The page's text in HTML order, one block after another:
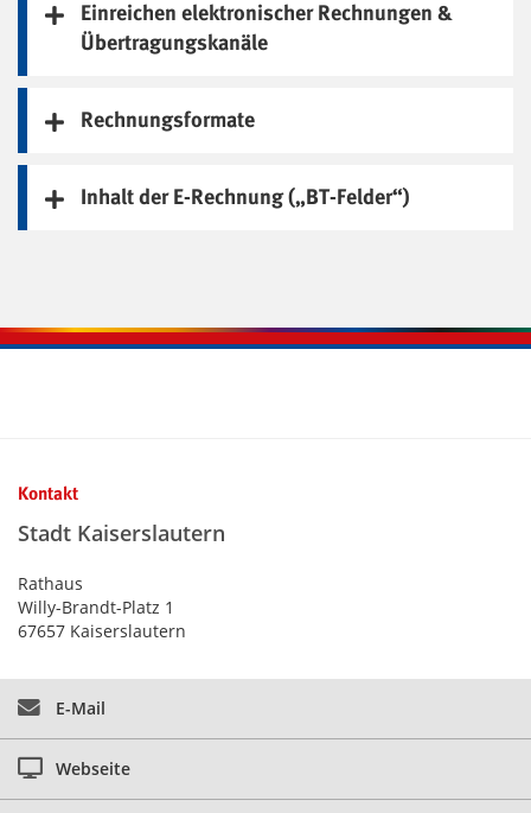
Einreichen elektronischer Rechnungen &
Übertragungskanäle
Rechnungsformate
Inhalt der E-Rechnung („BT-Felder“)
Kontakt
Stadt Kaiserslautern
Rathaus
Willy-Brandt-Platz 1
67657 Kaiserslautern
E-Mail
Webseite